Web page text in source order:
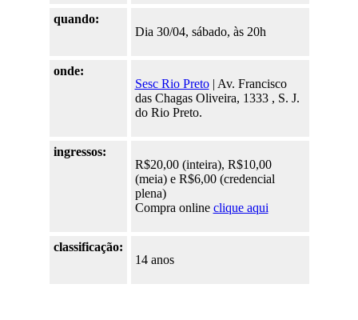
quando:
Dia 30/04, sábado, às 20h
onde:
Sesc Rio Preto| Av. Francisco
das Chagas Oliveira, 1333 , S. J.
do Rio Preto.
ingressos:
R$20,00 (inteira), R$10,00
(meia) e R$6,00 (credencial
plena)
Compra online clique aqui
classificação:
14 anos